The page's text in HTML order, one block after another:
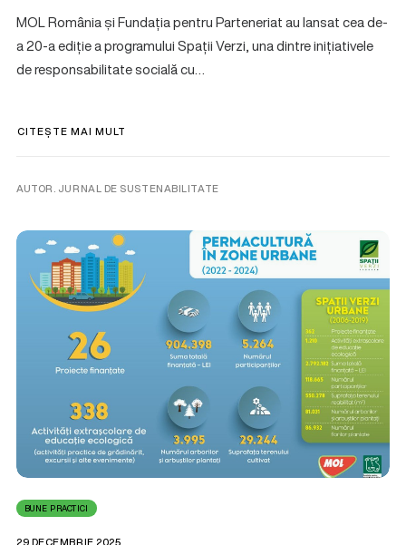
MOL România și Fundația pentru Parteneriat au lansat cea de-
a 20-a ediție a programului Spații Verzi, una dintre inițiativele
de responsabilitate socială cu…
CITEȘTE MAI MULT
AUTOR. JURNAL DE SUSTENABILITATE
BUNE PRACTICI